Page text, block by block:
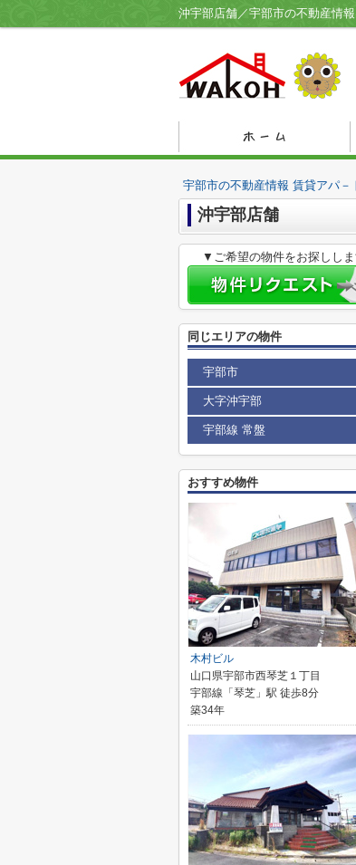
宇部市の不動産情報 賃貸アパ
沖宇部店舗
▼ご希望の物件をお探しし
同じエリアの物件
宇部市
大字沖宇部
宇部線 常盤
おすすめ物件
木村ビル
山口県宇部市西琴芝１丁目
宇部線「琴芝」駅 徒歩8分
築34年